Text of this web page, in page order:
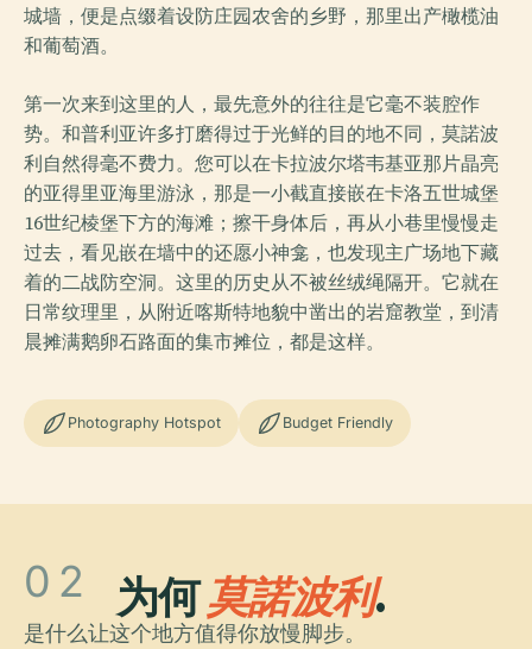
城墙，便是点缀着设防庄园农舍的乡野，那里出产橄榄油
和葡萄酒。
第一次来到这里的人，最先意外的往往是它毫不装腔作
势。和普利亚许多打磨得过于光鲜的目的地不同，莫諾波
利自然得毫不费力。您可以在卡拉波尔塔韦基亚那片晶亮
的亚得里亚海里游泳，那是一小截直接嵌在卡洛五世城堡
16世纪棱堡下方的海滩；擦干身体后，再从小巷里慢慢走
过去，看见嵌在墙中的还愿小神龛，也发现主广场地下藏
着的二战防空洞。这里的历史从不被丝绒绳隔开。它就在
日常纹理里，从附近喀斯特地貌中凿出的岩窟教堂，到清
晨摊满鹅卵石路面的集市摊位，都是这样。
Photography Hotspot Budget Friendly
02 为何莫諾波利.
是什么让这个地方值得你放慢脚步。